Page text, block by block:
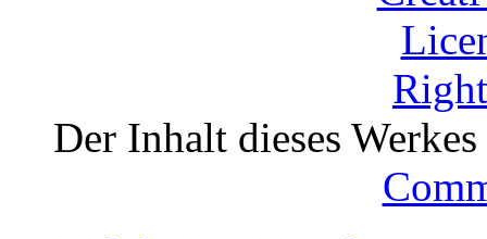
Der Inhalt dieses